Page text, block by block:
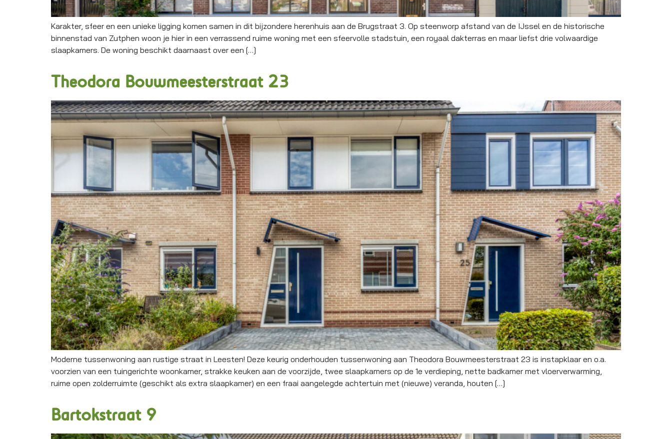
Karakter, sfeer en een unieke ligging komen samen in dit bijzondere herenhuis aan de Brugstraat 3. Op steenworp afstand van de IJssel en de historische
binnenstad van Zutphen woon je hier in een verrassend ruime woning met een sfeervolle stadstuin, een royaal dakterras en maar liefst drie volwaardige
slaapkamers. De woning beschikt daarnaast over een […]
Theodora Bouwmeesterstraat 23
Moderne tussenwoning aan rustige straat in Leesten! Deze keurig onderhouden tussenwoning aan Theodora Bouwmeesterstraat 23 is instapklaar en o.a.
voorzien van een tuingerichte woonkamer, strakke keuken aan de voorzijde, twee slaapkamers op de 1e verdieping, nette badkamer met vloerverwarming,
ruime open zolderruimte (geschikt als extra slaapkamer) en een fraai aangelegde achtertuin met (nieuwe) veranda, houten […]
Bartokstraat 9